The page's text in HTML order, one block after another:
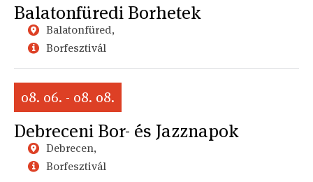
Balatonfüredi Borhetek
Balatonfüred,
Borfesztivál
08. 06. - 08. 08.
Debreceni Bor- és Jazznapok
Debrecen,
Borfesztivál